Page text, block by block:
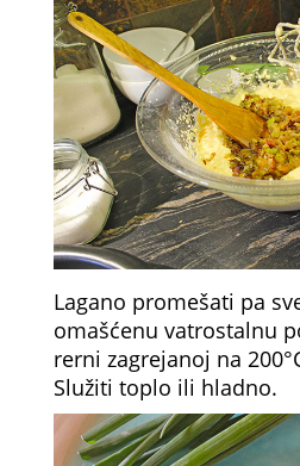
Lagano promešati pa
omašćenu vatrostalnu
rerni zagrejanoj na
Služiti toplo ili hladno.